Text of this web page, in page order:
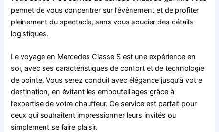
permet de vous concentrer sur l’événement et de profiter
pleinement du spectacle, sans vous soucier des détails
logistiques.
Le voyage en Mercedes Classe S est une expérience en
soi, avec ses caractéristiques de confort et de technologie
de pointe. Vous serez conduit avec élégance jusqu’à votre
destination, en évitant les embouteillages grâce à
l’expertise de votre chauffeur. Ce service est parfait pour
ceux qui souhaitent impressionner leurs invités ou
simplement se faire plaisir.